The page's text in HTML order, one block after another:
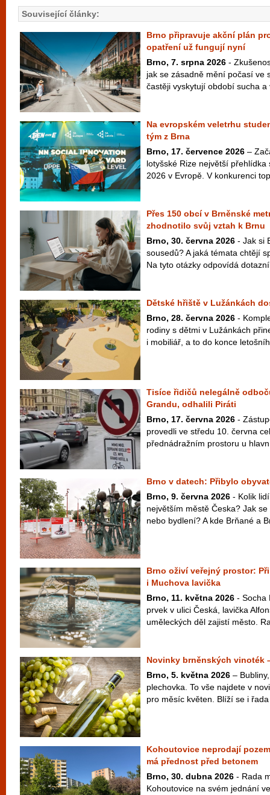
Související články:
Brno připravuje akční plán
opatření už fungují nyní
Brno, 7. srpna 2026 -
jak se zásadně mění počasí ve
častěji vyskytují období sucha a
Na evropském veletrhu
tým z Brna
Brno, 17. července 2026 –
lotyšské Rize největší
2026 v Evropě. V konkurenci
Přes 150 obcí v Brněnské
zhodnotilo svůj vztah k Brnu
Brno, 30. června 2026 - Jak si
sousedů? A jaká témata chtějí
Na tyto otázky odpovídá
Dětské hřiště v Lužánkách
Brno, 28. června 2026 -
rodiny s dětmi v Lužánkách
i mobiliář, a to do konce
Tisíce řidičů nelegálně
Grandu, odhalili Piráti
Brno, 17. června 2026 -
provedli ve středu 10. června
přednádražním prostoru u
Brno v datech: Přibylo
Brno, 9. června 2026 - Kolik
největším městě Česka? Jak
nebo bydlení? A kde Brňané a
Brno oživí veřejný prostor:
i Muchova lavička
Brno, 11. května 2026 - Socha
prvek v ulici Česká, lavička
uměleckých děl zajistí město.
Novinky brněnských vinoték
Brno, 5. května 2026 –
plechovka. To vše najdete v
pro měsíc květen. Blíží se i
Kohoutovice neprodají
má přednost před betonem
Brno, 30. dubna 2026 - Rada
Kohoutovice na svém jednání